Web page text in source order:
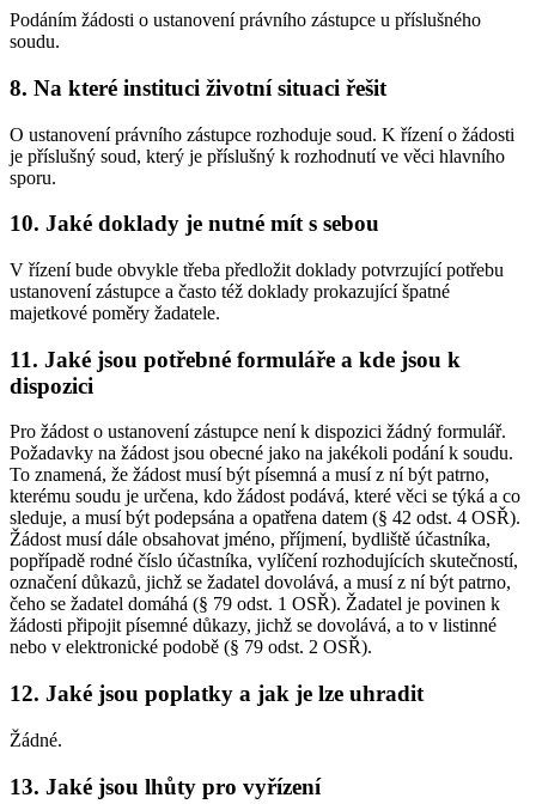
Podáním žádosti o ustanovení právního zástupce u příslušného
soudu.
8. Na které instituci životní situaci řešit
O ustanovení právního zástupce rozhoduje soud. K řízení o žádosti
je příslušný soud, který je příslušný k rozhodnutí ve věci hlavního
sporu.
10. Jaké doklady je nutné mít s sebou
V řízení bude obvykle třeba předložit doklady potvrzující potřebu
ustanovení zástupce a často též doklady prokazující špatné
majetkové poměry žadatele.
11. Jaké jsou potřebné formuláře a kde jsou k
dispozici
Pro žádost o ustanovení zástupce není k dispozici žádný formulář.
Požadavky na žádost jsou obecné jako na jakékoli podání k soudu.
To znamená, že žádost musí být písemná a musí z ní být patrno,
kterému soudu je určena, kdo žádost podává, které věci se týká a co
sleduje, a musí být podepsána a opatřena datem (§ 42 odst. 4 OSŘ).
Žádost musí dále obsahovat jméno, příjmení, bydliště účastníka,
popřípadě rodné číslo účastníka, vylíčení rozhodujících skutečností,
označení důkazů, jichž se žadatel dovolává, a musí z ní být patrno,
čeho se žadatel domáhá (§ 79 odst. 1 OSŘ). Žadatel je povinen k
žádosti připojit písemné důkazy, jichž se dovolává, a to v listinné
nebo v elektronické podobě (§ 79 odst. 2 OSŘ).
12. Jaké jsou poplatky a jak je lze uhradit
Žádné.
13. Jaké jsou lhůty pro vyřízení